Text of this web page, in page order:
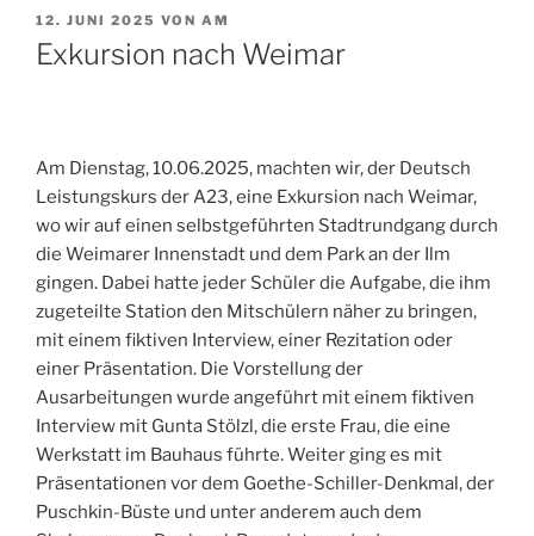
VERÖFFENTLICHT
AM
12. JUNI 2025 VON AM
Exkursion nach Weimar
Am Dienstag, 10.06.2025, machten wir, der Deutsch
Leistungskurs der A23, eine Exkursion nach Weimar,
wo wir auf einen selbstgeführten Stadtrundgang durch
die Weimarer Innenstadt und dem Park an der Ilm
gingen. Dabei hatte jeder Schüler die Aufgabe, die ihm
zugeteilte Station den Mitschülern näher zu bringen,
mit einem fiktiven Interview, einer Rezitation oder
einer Präsentation. Die Vorstellung der
Ausarbeitungen wurde angeführt mit einem fiktiven
Interview mit Gunta Stölzl, die erste Frau, die eine
Werkstatt im Bauhaus führte. Weiter ging es mit
Präsentationen vor dem Goethe-Schiller-Denkmal, der
Puschkin-Büste und unter anderem auch dem